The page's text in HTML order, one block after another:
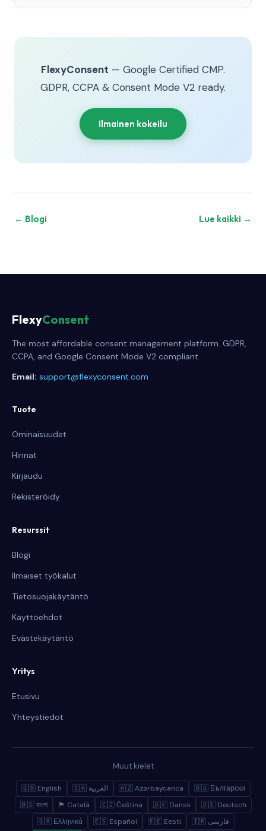
FlexyConsent — Google Certified CMP.
GDPR, CCPA & Consent Mode V2 ready.
Ilmainen kokeilu
← Blogi Lue kaikki →
FlexyConsent
The most affordable consent management platform. GDPR,
CCPA, and Google Consent Mode V2 compliant.
Email: support@flexyconsent.com
Tuote
Ominaisuudet
Hinnat
Kirjaudu
Rekisteröidy
Resurssit
Blogi
Ilmaiset työkalut
Tietosuojakäytäntö
Käyttöehdot
Evästekäytäntö
Yritys
Etusivu
Yhteystiedot
Muut kielet
🇬🇧 English 🇸🇦 العربية 🇦🇿 Azərbaycanca
🇧🇬 Български
🇧🇩 বাংলা
🏴 Català 🇨🇿 Čeština 🇩🇰 Dansk
🇩🇪 Deutsch
🇬🇷 Ελληνικά
🇪🇸 Español 🇪🇪 Eesti 🇮🇷 فارسی